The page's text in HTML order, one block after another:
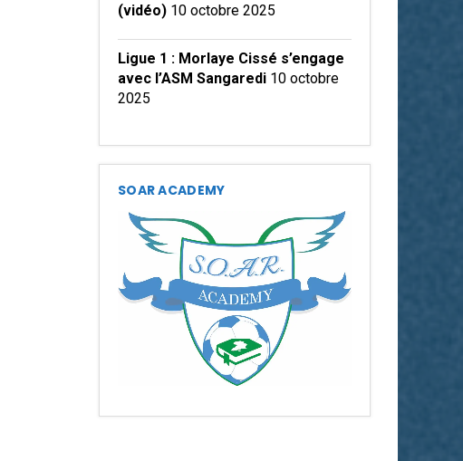
(vidéo) 10 octobre 2025
Ligue 1 : Morlaye Cissé s’engage
avec l’ASM Sangaredi 10 octobre
2025
SOAR ACADEMY